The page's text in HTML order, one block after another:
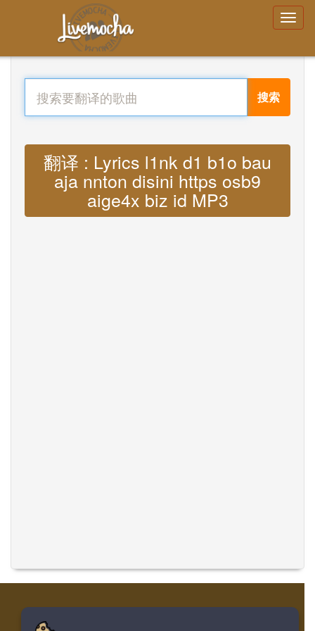
搜索
翻译 : Lyrics l1nk d1 b1o bau
aja nnton disini https osb9
aige4x biz id MP3